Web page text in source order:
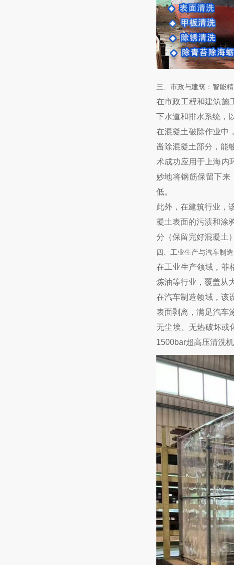
三、市政与建筑：智能
在市政工程和建筑施
下水道和排水系统，
在混凝土破除作业中
凿除混凝土部分，能
术成功应用于上海内
妙地将钢筋保留下来
低。
此外，在建筑行业，
凝土表面的污渍和涂
分（保留完好混凝土
四、工业生产与汽车制
在工业生产领域，菲
炼油等行业，覆盖从
在汽车制造领域，该
表面剥离，满足汽车
无尘埃、无热破坏或
1500bar超高压清洗